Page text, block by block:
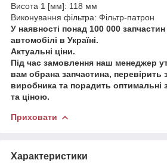
Висота 1 [мм]: 118 мм
Виконування фільтра: Фільтр-патрон
У наявності понад 100 000 запчастин
автомобілі в Україні.
Актуальні ціни.
Під час замовлення наш менеджер
вам обрана запчастина, перевірить
виробника та порадить оптимальні
та ціною.
Приховати
Характеристики